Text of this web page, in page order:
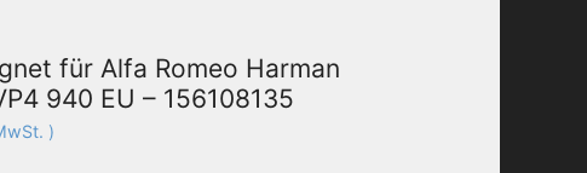
für Alfa Romeo Harman
940 EU – 156108135
)